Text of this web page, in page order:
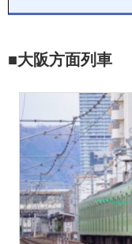
■大阪方面列車